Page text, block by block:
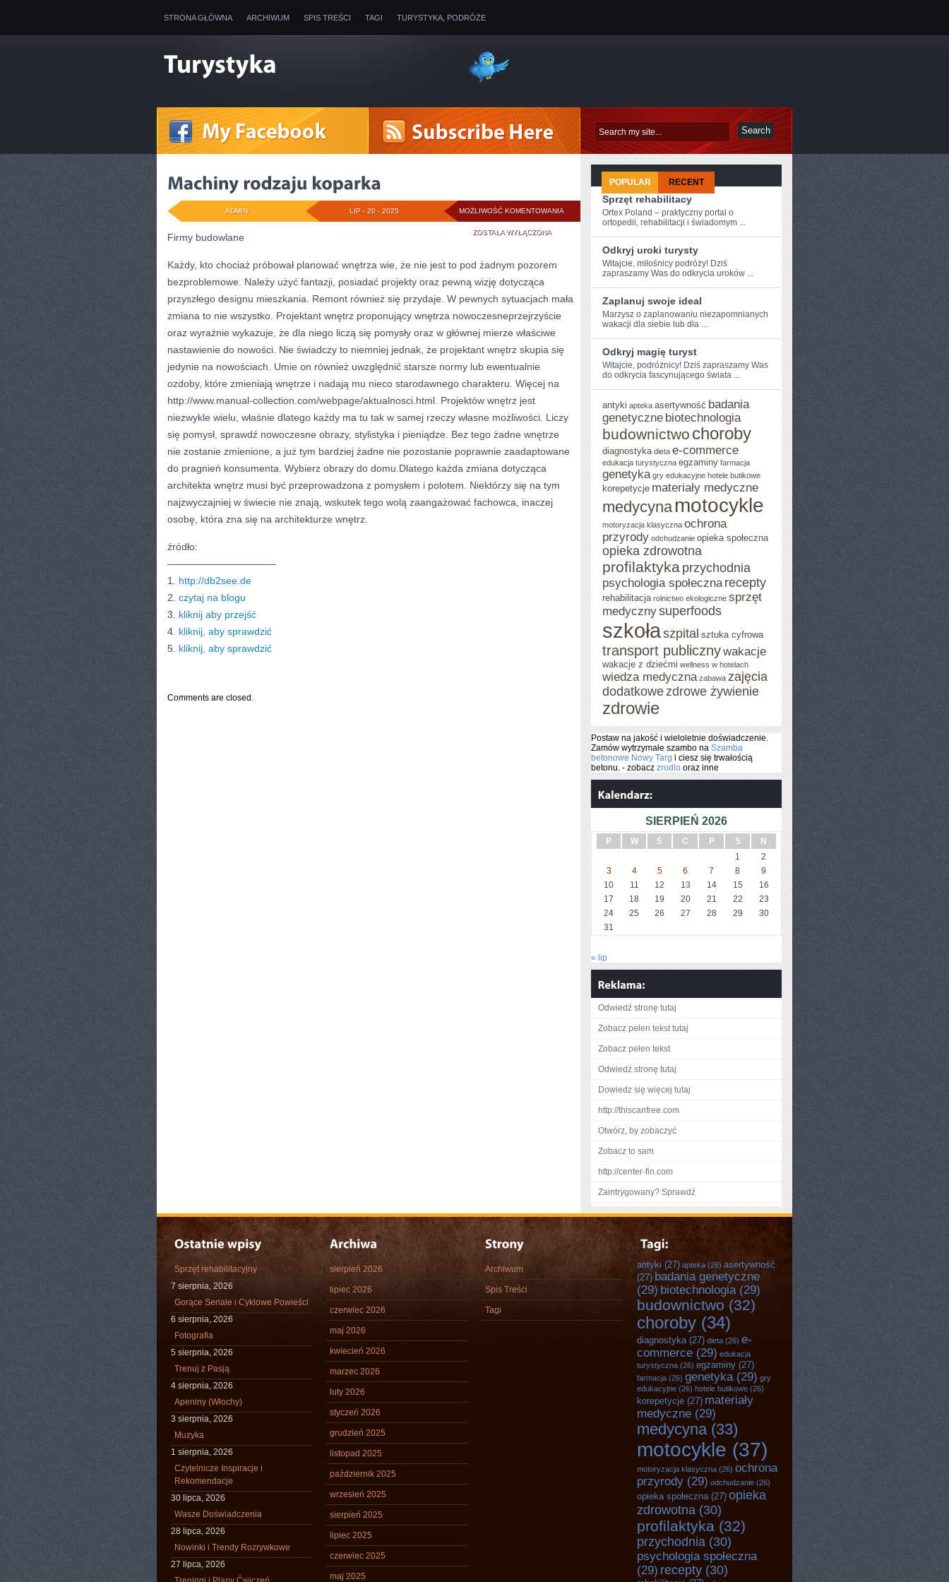
STRONA GŁÓWNA ARCHIWUM SPIS TREŚCI TAGI TURYSTYKA, PODRÓŻE
MOŻLIWOŚĆ KOMENTOWANIA MACHINY
RODZAJU
KOPARKA
ZOSTAŁA WYŁĄCZONA
LIP - 20 - 2025
ADMIN
Firmy budowlane
Każdy, kto chociaż próbował planować wnętrza wie, że nie jest to pod żadnym pozorem
bezproblemowe. Należy użyć fantazji, posiadać projekty oraz pewną wizję dotycząca
przyszłego designu mieszkania. Remont również się przydaje. W pewnych sytuacjach mała
zmiana to nie wszystko. Projektant wnętrz proponujący wnętrza nowoczesneprzejrzyście
oraz wyraźnie wykazuje, że dla niego liczą się pomysły oraz w głównej mierze właściwe
nastawienie do nowości. Nie świadczy to niemniej jednak, że projektant wnętrz skupia się
jedynie na nowościach. Umie on również uwzględnić starsze normy lub ewentualnie
ozdoby, które zmieniają wnętrze i nadają mu nieco starodawnego charakteru. Więcej na
http://www.manual-collection.com/webpage/aktualnosci.html. Projektów wnętrz jest
niezwykle wielu, właśnie dlatego każdy ma tu tak w samej rzeczy własne możliwości. Liczy
się pomysł, sprawdź nowoczesne obrazy, stylistyka i pieniądze. Bez tego żadne wnętrze
nie zostanie zmienione, a już tym bardziej żadne nie pozostanie poprawnie zaadaptowane
do pragnień konsumenta. Wybierz obrazy do domu.Dlatego każda zmiana dotycząca
architekta wnętrz musi być przeprowadzona z pomysłem i polotem. Niektórzy się na tym
najzwyczajniej w świecie nie znają, wskutek tego wolą zaangażować fachowca, inaczej
osobę, która zna się na architekturze wnętrz.
źródło:
———————————
1. http://db2see.de
2. czytaj na blogu
3. kliknij aby przejść
4. kliknij, aby sprawdzić
5. kliknij, aby sprawdzić
Comments are closed.
POPULAR RECENT
Sprzęt rehabilitacy
Ortex Poland – praktyczny portal o
ortopedii, rehabilitacji i świadomym ...
Odkryj uroki turysty
Witajcie, miłośnicy podróży!⁤ Dziś
zapraszamy Was do odkrycia uroków ...
Zaplanuj swoje ideal
Marzysz o ‍zaplanowaniu⁢ niezapomnianych
wakacji dla siebie lub dla⁣ ...
Odkryj magię turyst
Witajcie, podróżnicy!​ Dziś zapraszamy Was
do ‌odkrycia fascynującego świata​ ...
antyki apteka asertywność badania
genetyczne biotechnologia
budownictwo choroby
diagnostyka dieta e-commerce
edukacja turystyczna egzaminy farmacja
genetyka gry edukacyjne hotele butikowe
korepetycje materiały medyczne
medycyna motocykle
motoryzacja klasyczna ochrona
przyrody odchudzanie opieka społeczna
opieka zdrowotna
profilaktyka przychodnia
psychologia społeczna recepty
rehabilitacja rolnictwo ekologiczne sprzęt
medycznysuperfoods
szkołaszpital sztuka cyfrowa
transport publicznywakacje
wakacje z dziećmi wellness w hotelach
wiedza medyczna zabawa zajęcia
dodatkowezdrowe żywienie
zdrowie
Postaw na jakość i wieloletnie doświadczenie.
Zamów wytrzymałe szambo na Szamba
betonowe Nowy Targ i ciesz się trwałością
betonu. - zobacz zrodlo oraz inne
SIERPIEŃ 2026
P W Ś C P S
N
1
2
3
4 5 6 7 8
9
10
11 12 13 14 15
16
17
18 19 20 21 22
23
24
25 26 27 28 29
30
31
« lip
Odwiedź stronę tutaj
Zobacz pełen tekst tutaj
Zobacz pełen tekst
Odwiedź stronę tutaj
Dowiedz się więcej tutaj
http://thiscanfree.com
Otwórz, by zobaczyć
Zobacz to sam
http://center-fin.com
Zaintrygowany? Sprawdź
Sprzęt rehabilitacyjny
7 sierpnia, 2026
Gorące Seriale i Cyklowe Powieści
6 sierpnia, 2026
Fotografia
5 sierpnia, 2026
Trenuj z Pasją
4 sierpnia, 2026
Apeniny (Włochy)
3 sierpnia, 2026
Muzyka
1 sierpnia, 2026
Czytelnicze Inspiracje i
Rekomendacje
30 lipca, 2026
Wasze Doświadczenia
28 lipca, 2026
Nowinki i Trendy Rozrywkowe
27 lipca, 2026
sierpień 2026
lipiec 2026
czerwiec 2026
maj 2026
kwiecień 2026
marzec 2026
luty 2026
styczeń 2026
grudzień 2025
listopad 2025
październik 2025
wrzesień 2025
sierpień 2025
lipiec 2025
czerwiec 2025
maj 2025
Archiwum
Spis Treści
Tagi
antyki (27) apteka (26) asertywność
(27) badania genetyczne
(29) biotechnologia (29)
budownictwo (32)
choroby (34)
diagnostyka(27) dieta (26) e-
commerce (29) edukacja
turystyczna (26) egzaminy (27)
farmacja (26) genetyka (29) gry
edukacyjne (26) hotele butikowe (26)
korepetycje (27) materiały
medyczne (29)
medycyna(33)
motocykle (37)
motoryzacja klasyczna (26) ochrona
przyrody (29) odchudzanie (26)
opieka społeczna(27) opieka
zdrowotna (30)
profilaktyka (32)
przychodnia (30)
psychologia społeczna
(29) recepty (30)